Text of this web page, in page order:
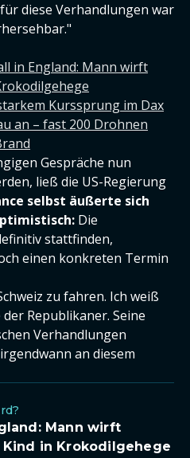
diese Verhandlungen war
in England: Mann wirft
Kurssprung im Dax
an – fast 200 Drohnen
Gespräche nun
ließ die US-Regierung
selbst äußerte sich
Die
stattfinden,
einen konkreten Termin
zu fahren. Ich weiß
Republikaner. Seine
Verhandlungen
an diesem
Mann wirft
in Krokodilgehege